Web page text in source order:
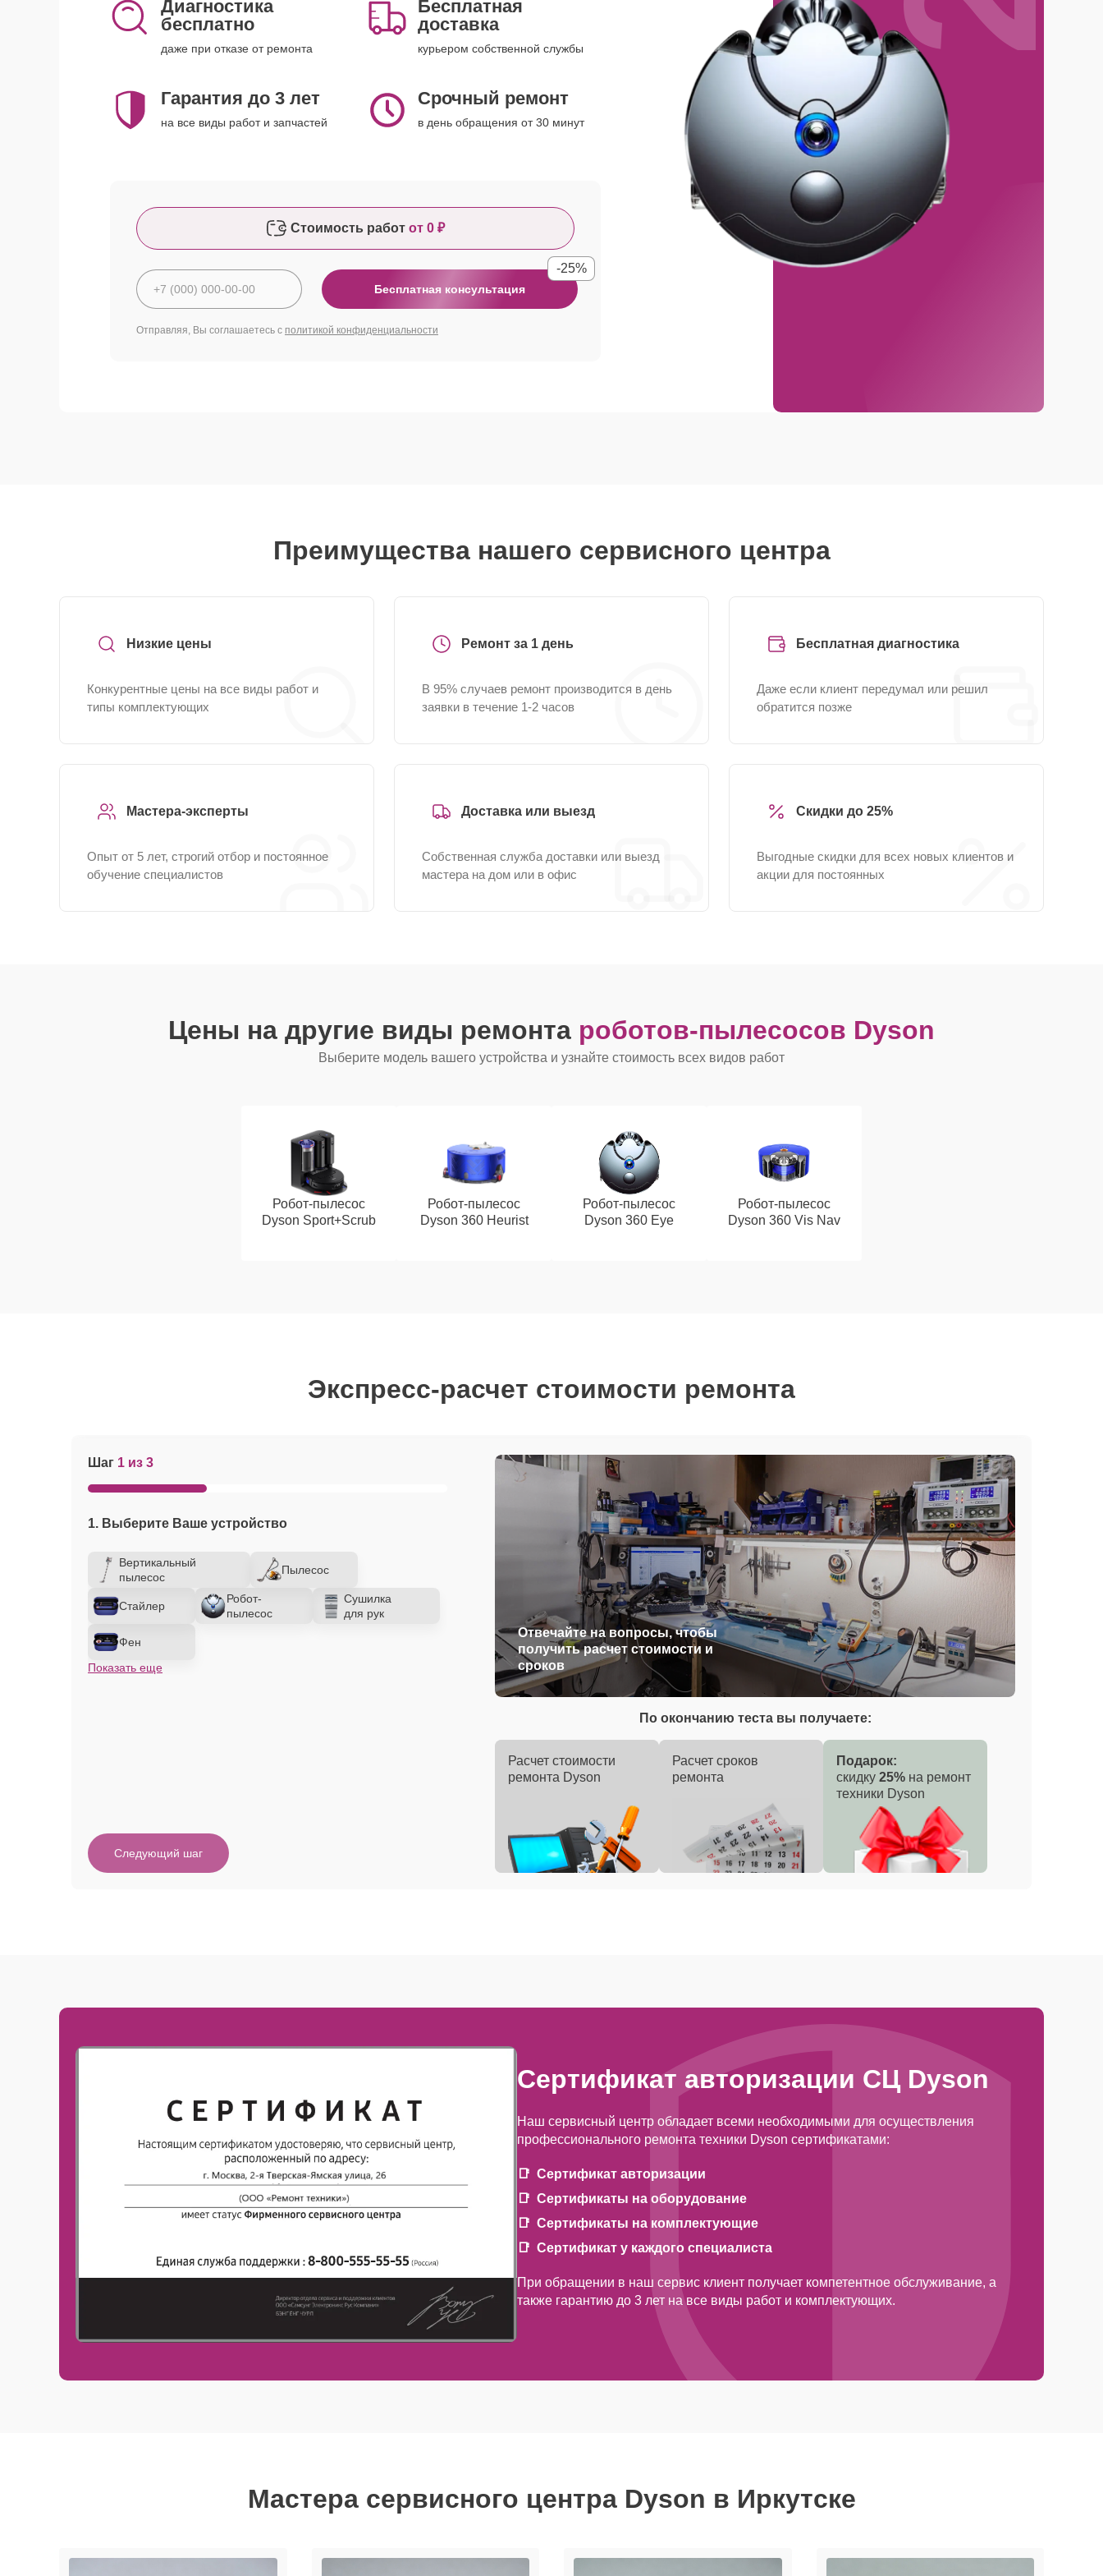
Диагностика
бесплатно
даже при отказе от ремонта
Бесплатная
доставка
курьером собственной службы
Гарантия до 3 лет
на все виды работ и запчастей
Срочный ремонт
в день обращения от 30 минут
Стоимость работ от 0 ₽
Бесплатная консультация
-25%
Отправляя, Вы соглашаетесь с политикой конфиденциальности
Преимущества нашего сервисного центра
Низкие цены
Конкурентные цены на все виды работ и
типы комплектующих
Ремонт за 1 день
В 95% случаев ремонт производится в день
заявки в течение 1-2 часов
Бесплатная диагностика
Даже если клиент передумал или решил
обратится позже
Мастера-эксперты
Опыт от 5 лет, строгий отбор и постоянное
обучение специалистов
Доставка или выезд
Собственная служба доставки или выезд
мастера на дом или в офис
Скидки до 25%
Выгодные скидки для всех новых клиентов и
акции для постоянных
Цены на другие виды ремонта роботов-пылесосов Dyson
Выберите модель вашего устройства и узнайте стоимость всех видов работ
Робот-пылесос
Dyson Sport+Scrub
Робот-пылесос
Dyson 360 Heurist
Робот-пылесос
Dyson 360 Eye
Робот-пылесос
Dyson 360 Vis Nav
Экспресс-расчет стоимости ремонта
Шаг 1 из 3
1. Выберите Ваше устройство
Вертикальный
пылесос
Пылесос
Стайлер
Робот-
пылесос
Сушилка
для рук
Фен
Показать еще
Отвечайте на вопросы, чтобы
получить расчет стоимости и
сроков
Следующий шаг
По окончанию теста вы получаете:
Расчет стоимости
ремонта Dyson
Расчет сроков
ремонта
Подарок:
скидку 25% на ремонт
техники Dyson
Сертификат авторизации СЦ Dyson
Наш сервисный центр обладает всеми необходимыми для осуществления
профессионального ремонта техники Dyson сертификатами:
Сертификат авторизации
Сертификаты на оборудование
Сертификаты на комплектующие
Сертификат у каждого специалиста
При обращении в наш сервис клиент получает компетентное обслуживание, а
также гарантию до 3 лет на все виды работ и комплектующих.
Мастера сервисного центра Dyson в Иркутске